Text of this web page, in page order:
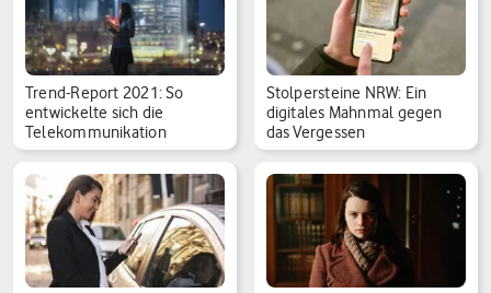
Trend-Report 2021: So
entwickelte sich die
Telekommunikation
Stolpersteine NRW: Ein
digitales Mahnmal gegen
das Vergessen